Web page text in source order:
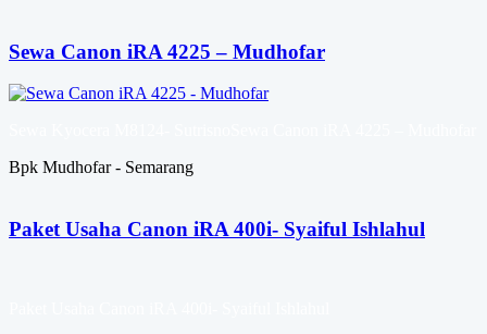
Sewa Canon iRA 4225 – Mudhofar
Bpk Mudhofar - Semarang
Paket Usaha Canon iRA 400i- Syaiful Ishlahul